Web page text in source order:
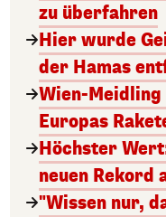
zu überfahren
Hier wurde
der Hamas
Wien-
Europas
Höchster
neuen Rekord
"Wissen nur,